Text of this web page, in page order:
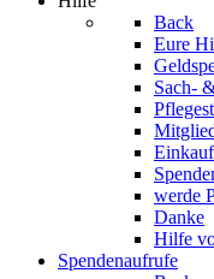
Back
Eure
Sach-
werde
Danke
Hilfe
Spendenaufrufe